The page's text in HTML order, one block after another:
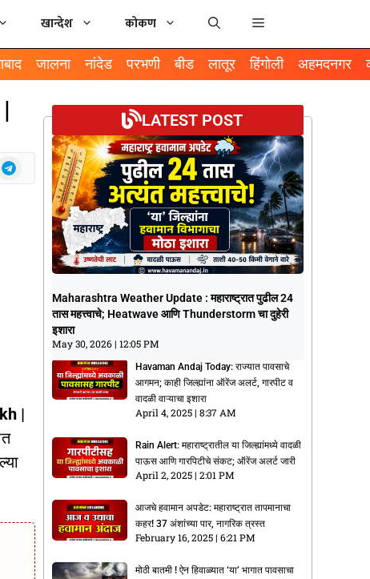
खान्देश कोकण
जालना नांदेड परभणी बीड लातूर हिंगोली अहमदनगर
|
LATEST POST
Maharashtra Weather Update : महाराष्ट्रात पुढील 24
तास महत्त्वाचे; Heatwave आणि Thunderstorm चा दुहेरी
इशारा
May 30, 2026 12:05 PM
महाराष्ट्रात पुढील 24 तास महत्त्वाचे; Heatwave
आणि Thunderstorm चा दुहेरी इशारा
Havaman Andaj Today: राज्यात पावसाचे
आगमन; काही जिल्ह्यांना ऑरेंज अलर्ट, गारपीट व
वादळी वाऱ्याचा इशारा
April 4, 2025 8:37 AM
Rain Alert: महाराष्ट्रातील या जिल्ह्यांमध्ये वादळी
पाऊस आणि गारपिटीचे संकट; ऑरेंज अलर्ट जारी
April 2, 2025 2:01 PM
आजचे हवामान अपडेट: महाराष्ट्रात तापमानाचा
कहर! 37 अंशांच्या पार, नागरिक त्रस्त
February 16, 2025 6:21 PM
मोठी बातमी ! ऐन हिवाळ्यात ‘या’ भागात पावसाचा